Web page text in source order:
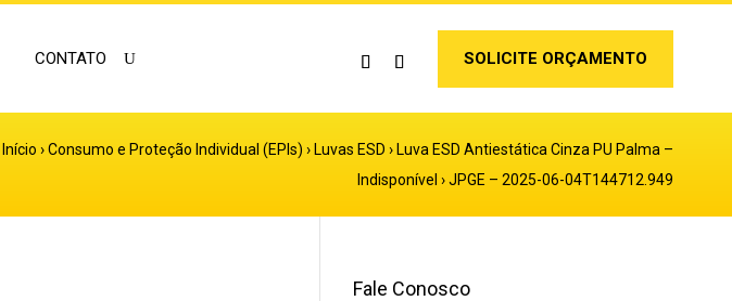
CONTATO SOLICITE ORÇAMENTO
Início ›Consumo e Proteção Individual (EPIs) › Luvas ESD › Luva ESD Antiestática Cinza PU Palma –
Indisponível ›JPGE – 2025-06-04T144712.949
Fale Conosco